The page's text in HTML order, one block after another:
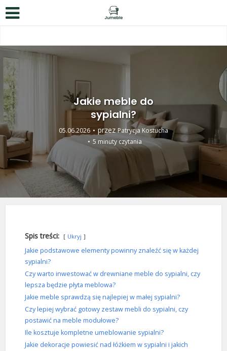
Jakie meble do
sypialni?
05.06.2026 przezPatrycja Kostucha
5 minuty czytania
Spis treści: Ukryj
Jakie podstawowe elementy powinny znaleźć się w każdej
sypialni?
Czy warto inwestować w drewniane meble do sypialni, czy
lepsza będzie płyta meblowa?
Jakie meble sprawdzą się najlepiej w małej sypialni?
Czy lepiej wybrać gotowy zestaw mebli do sypialni, czy
postawić na meble modułowe?
Ile kosztuje kompletne umeblowanie sypialni?
Jakie dekoracje powiesić nad łóżkiem w sypialni i jakich